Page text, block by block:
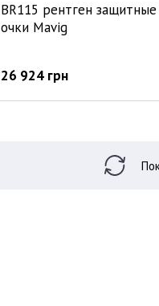
BR115 рентген защитные
очки Mavig
26 924 грн